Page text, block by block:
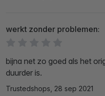
werkt zonder problemen:
bijna net zo goed als het
duurder is.
Trustedshops, 28 sep 2021